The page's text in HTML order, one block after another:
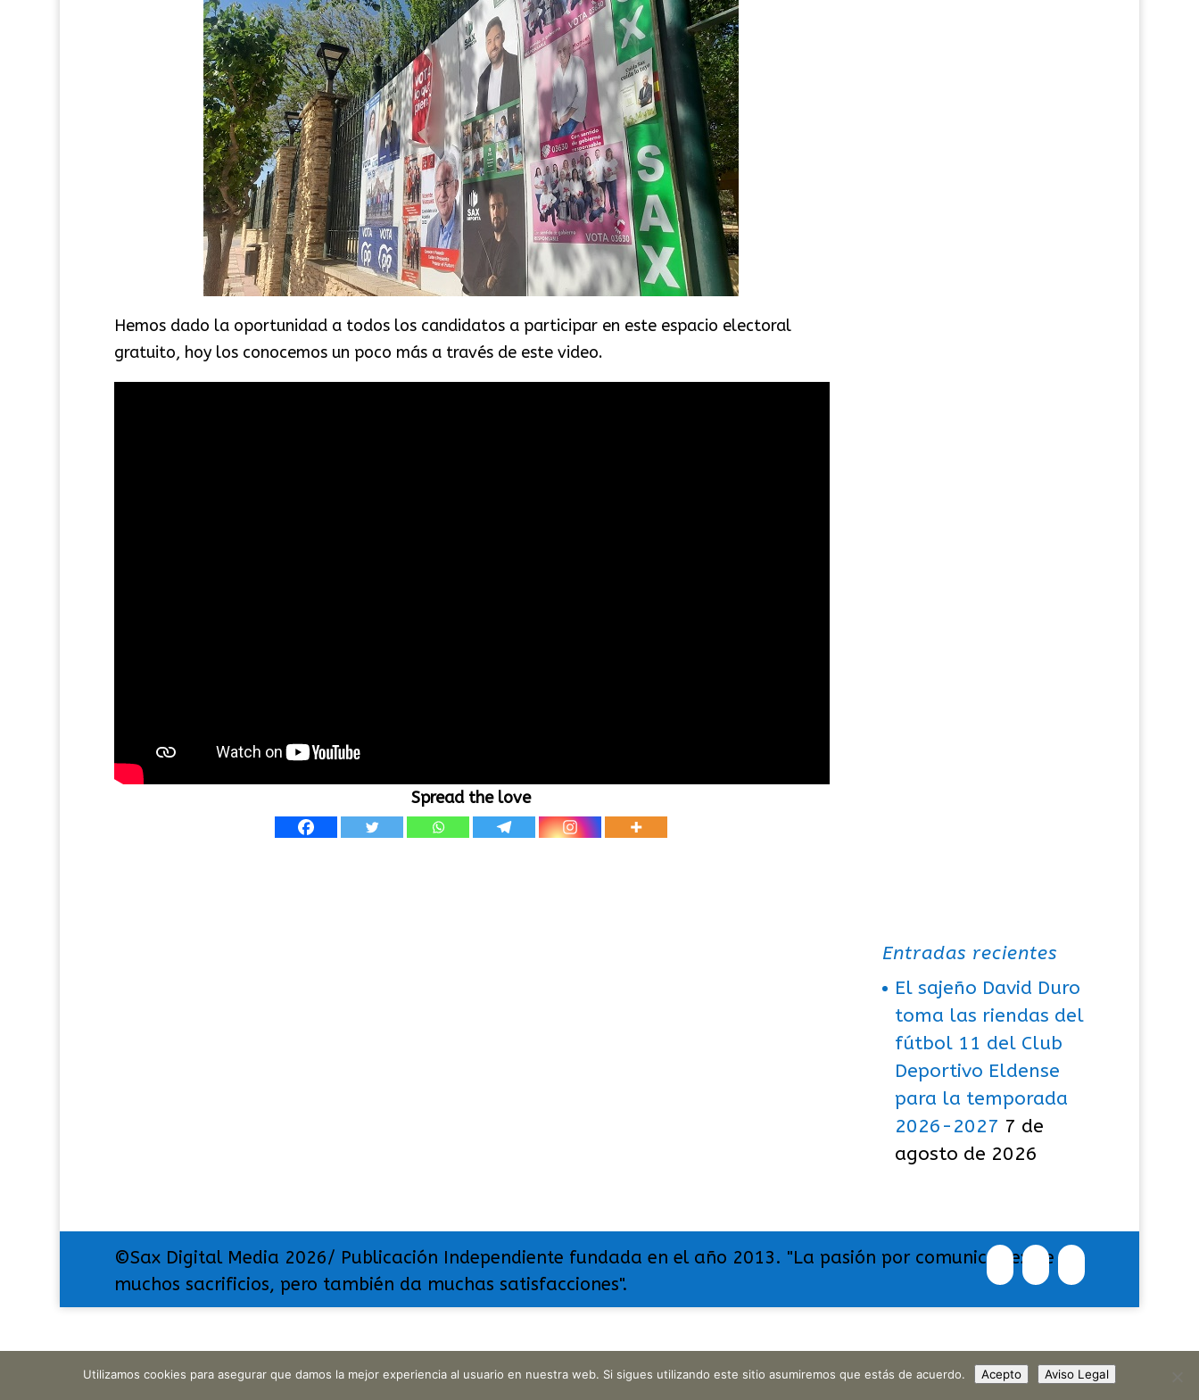
Hemos dado la oportunidad a todos los candidatos a participar en este espacio electoral
gratuito, hoy los conocemos un poco más a través de este video.
Spread the love
Entradas recientes
El sajeño David Duro
toma las riendas del
fútbol 11 del Club
Deportivo Eldense
para la temporada
2026-2027 7 de
agosto de 2026
©Sax Digital Media 2026/ Publicación Independiente fundada en el año 2013. "La pasión por comunicar exige
muchos sacrificios, pero también da muchas satisfacciones".
Utilizamos cookies para asegurar que damos la mejor experiencia al usuario en nuestra web. Si sigues utilizando este sitio asumiremos que estás de acuerdo. Acepto Aviso Legal